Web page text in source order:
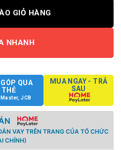
GIỎ HÀNG
NHANH
QUA
THẺ
JCB
MUA NGAY - TRẢ
SAU
VAY TRÊN TRANG CỦA TỔ CHỨC
CHÍNH)